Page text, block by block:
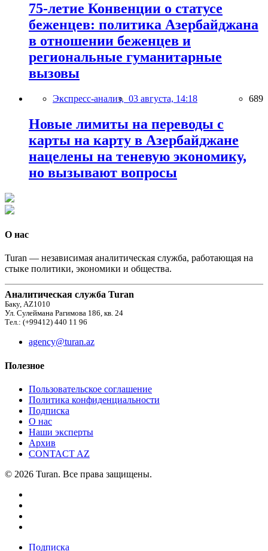
75-летие Конвенции о статусе
беженцев: политика Азербайджана
в отношении беженцев и
региональные гуманитарные
вызовы
Экспресс-анализ, 03 августа, 14:18 689
Новые лимиты на переводы с
карты на карту в Азербайджане
нацелены на теневую экономику,
но вызывают вопросы
О нас
Turan — независимая аналитическая служба, работающая на
стыке политики, экономики и общества.
Аналитическая служба Turan
Баку, AZ1010
Ул. Сулеймана Рагимова 186, кв. 24
Тел.: (+99412) 440 11 96
agency@turan.az
Полезное
Пользовательское соглашение
Политика конфиденциальности
Подписка
О нас
Наши эксперты
Архив
CONTACT AZ
© 2026 Turan. Все права защищены.
Подписка